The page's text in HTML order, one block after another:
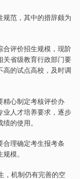
规范，其中的措辞颇为
合评价招生规模，现阶
关省级教育行政部门要
的试点高校，及时调
精心制定考核评价办
业人才培养要求，逐步
的使用。
合理确定考生报考条
模。
，机制仍有完善的空